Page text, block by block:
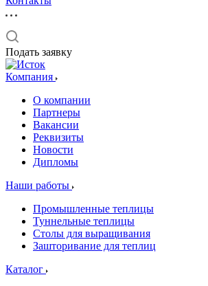
Подать заявку
Компания
О компании
Партнеры
Вакансии
Реквизиты
Новости
Дипломы
Наши работы
Промышленные теплицы
Туннельные теплицы
Столы для выращивания
Зашторивание для теплиц
Каталог